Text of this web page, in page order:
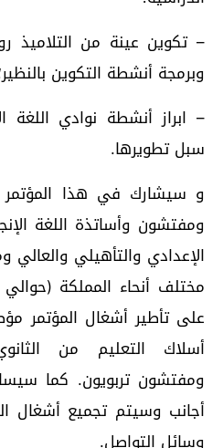
– تكوين عينة من التلاميذ
وبرمجة أنشطة التكوين
– ابراز أنشطة نوادي اللغة
سبل تطويرها.
و سيشارك في هذا المؤتمر
ومفتشون وأساتذة اللغة
الإعدادي والتأهيلي
على تأطير أشغال المؤتمر
أسلاك التعليم من
ومفتشون تربويون. كما
أجانب وسيتم تجميع أشغال
وسائل التواصل.